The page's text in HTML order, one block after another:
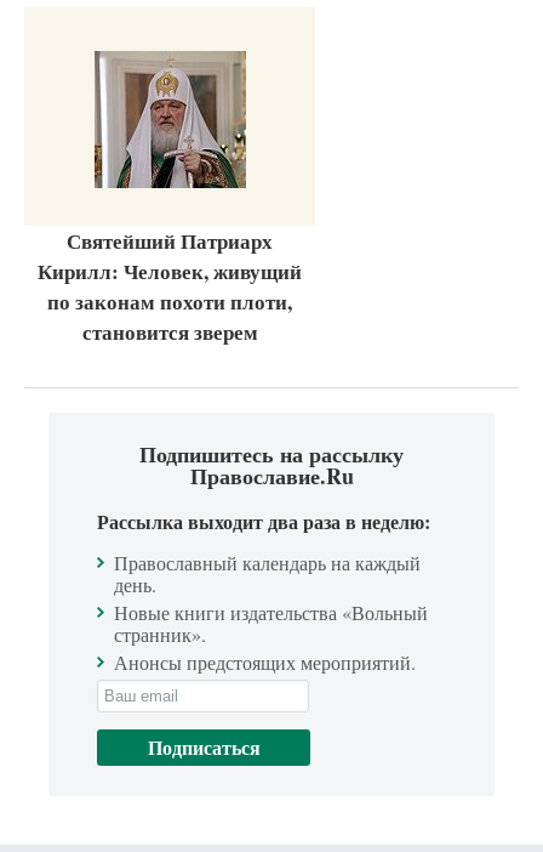
Святейший Патриарх
Кирилл: Человек, живущий
по законам похоти плоти,
становится зверем
Подпишитесь на рассылку
Православие.Ru
Рассылка выходит два раза в неделю:
Православный календарь на каждый
день.
Новые книги издательства «Вольный
странник».
Анонсы предстоящих мероприятий.